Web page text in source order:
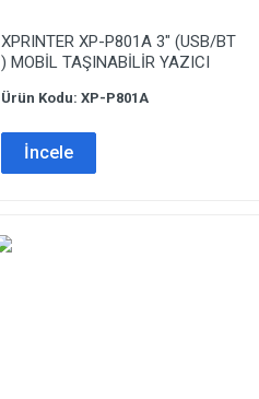
XPRINTER XP-P801A 3″ (USB/BT
) MOBİL TAŞINABİLİR YAZICI
Ürün Kodu: XP-P801A
İncele